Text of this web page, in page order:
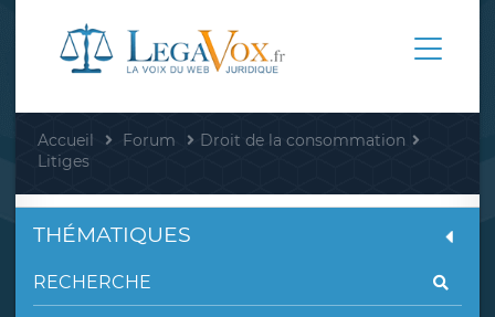
Accueil Forum
Droit de la consommation
Litiges
THÉMATIQUES